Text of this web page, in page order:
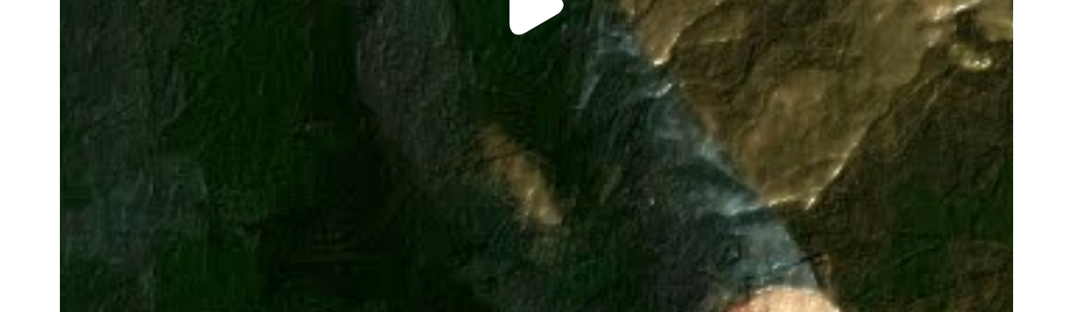
Video